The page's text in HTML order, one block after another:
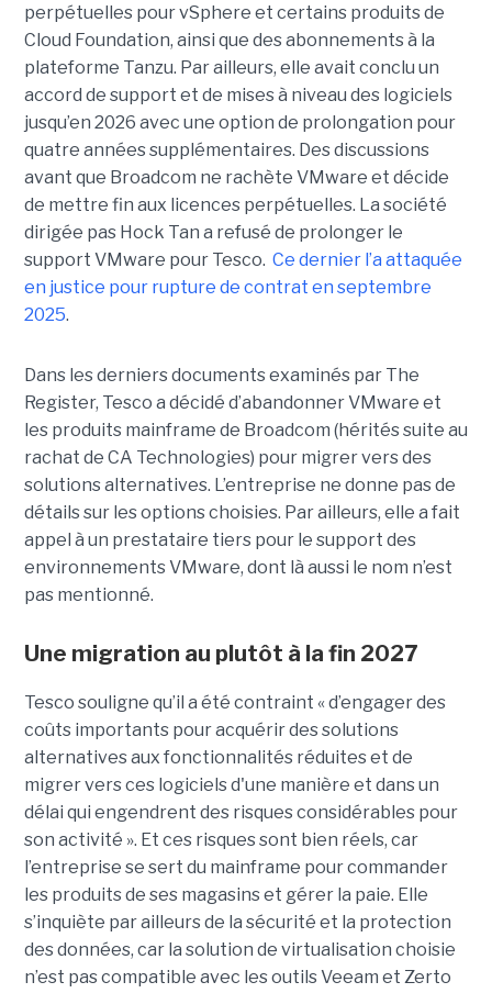
perpétuelles pour vSphere et certains produits de
Cloud Foundation, ainsi que des abonnements à la
plateforme Tanzu. Par ailleurs, elle avait conclu un
accord de support et de mises à niveau des logiciels
jusqu’en 2026 avec une option de prolongation pour
quatre années supplémentaires. Des discussions
avant que Broadcom ne rachète VMware et décide
de mettre fin aux licences perpétuelles. La société
dirigée pas Hock Tan a refusé de prolonger le
support VMware pour Tesco. Ce dernier l’a attaquée
en justice pour rupture de contrat en septembre
2025.
Dans les derniers documents examinés par The
Register, Tesco a décidé d’abandonner VMware et
les produits mainframe de Broadcom (hérités suite au
rachat de CA Technologies) pour migrer vers des
solutions alternatives. L’entreprise ne donne pas de
détails sur les options choisies. Par ailleurs, elle a fait
appel à un prestataire tiers pour le support des
environnements VMware, dont là aussi le nom n’est
pas mentionné.
Une migration au plutôt à la fin 2027
Tesco souligne qu’il a été contraint « d’engager des
coûts importants pour acquérir des solutions
alternatives aux fonctionnalités réduites et de
migrer vers ces logiciels d'une manière et dans un
délai qui engendrent des risques considérables pour
son activité ». Et ces risques sont bien réels, car
l’entreprise se sert du mainframe pour commander
les produits de ses magasins et gérer la paie. Elle
s’inquiète par ailleurs de la sécurité et la protection
des données, car la solution de virtualisation choisie
n’est pas compatible avec les outils Veeam et Zerto